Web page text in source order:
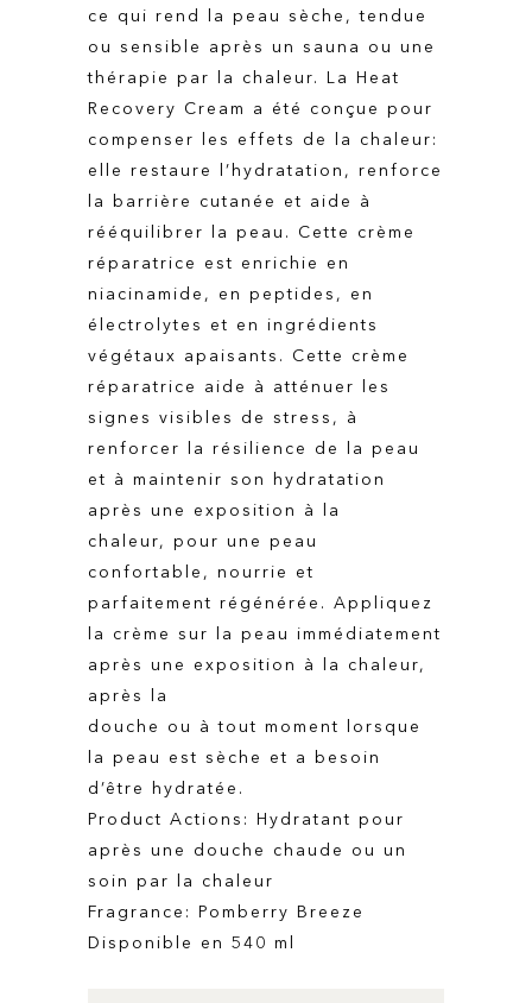
ce qui rend la peau sèche, tendue
ou sensible après un sauna ou une
thérapie par la chaleur. La Heat
Recovery Cream a été conçue pour
compenser les effets de la chaleur:
elle restaure l’hydratation, renforce
la barrière cutanée et aide à
rééquilibrer la peau. Cette crème
réparatrice est enrichie en
niacinamide, en peptides, en
électrolytes et en ingrédients
végétaux apaisants. Cette crème
réparatrice aide à atténuer les
signes visibles de stress, à
renforcer la résilience de la peau
et à maintenir son hydratation
après une exposition à la
chaleur, pour une peau
confortable, nourrie et
parfaitement régénérée. Appliquez
la crème sur la peau immédiatement
après une exposition à la chaleur,
après la
douche ou à tout moment lorsque
la peau est sèche et a besoin
d’être hydratée.
Product Actions: Hydratant pour
après une douche chaude ou un
soin par la chaleur
Fragrance: Pomberry Breeze
Disponible en 540 ml